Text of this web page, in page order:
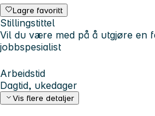
Lagre favoritt
Stillingstittel
Vil du være med på å utgjøre en
jobbspesialist
Arbeidstid
Dagtid, ukedager
Vis flere detaljer